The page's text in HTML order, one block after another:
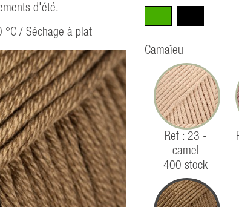
d'été.
°C / Séchage à plat
Camaïeu
Ref : 23 -
camel
400 stock